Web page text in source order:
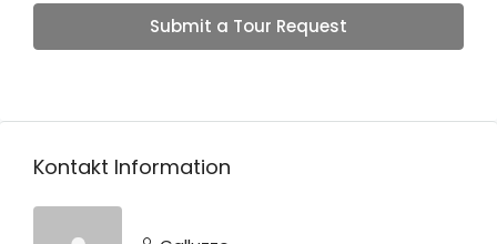
Submit a Tour Request
Kontakt Information